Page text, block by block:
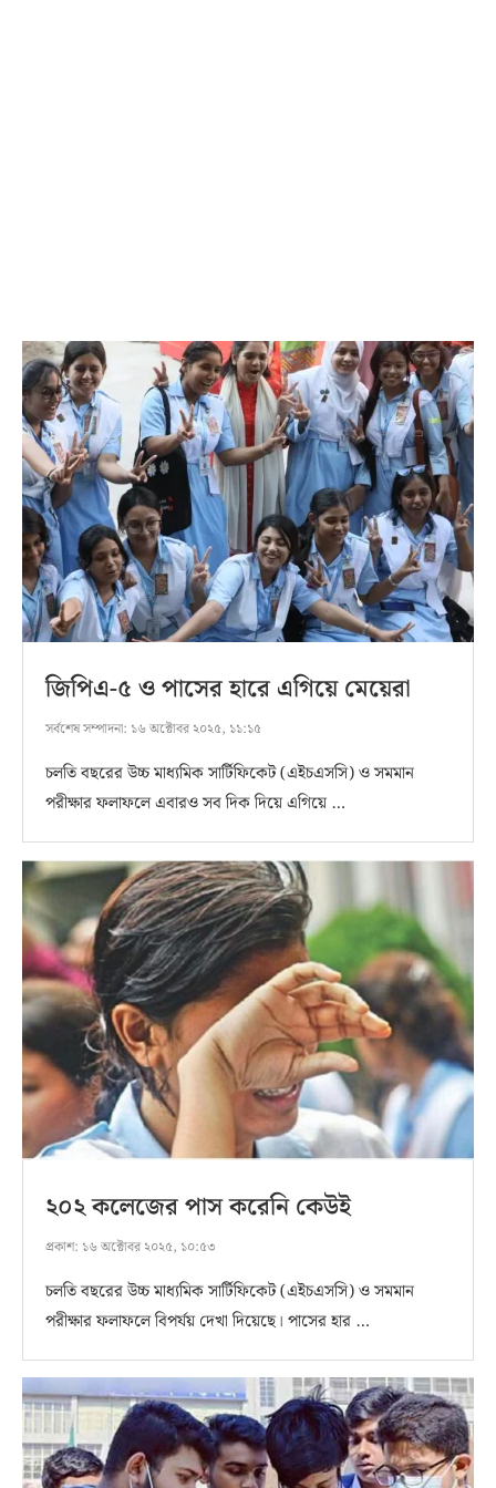
জিপিএ-৫ ও পাসের হারে এগিয়ে মেয়েরা
সর্বশেষ সম্পাদনা: ১৬ অক্টোবর ২০২৫, ১১:১৫
চলতি বছরের উচ্চ মাধ্যমিক সার্টিফিকেট (এইচএসসি) ও সমমান
পরীক্ষার ফলাফলে এবারও সব দিক দিয়ে এগিয়ে …
২০২ কলেজের পাস করেনি কেউই
প্রকাশ: ১৬ অক্টোবর ২০২৫, ১০:৫৩
চলতি বছরের উচ্চ মাধ্যমিক সার্টিফিকেট (এইচএসসি) ও সমমান
পরীক্ষার ফলাফলে বিপর্যয় দেখা দিয়েছে। পাসের হার …